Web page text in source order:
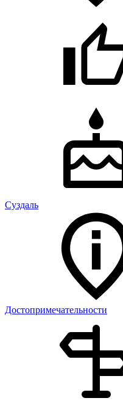
Суздаль
Достопримечательности